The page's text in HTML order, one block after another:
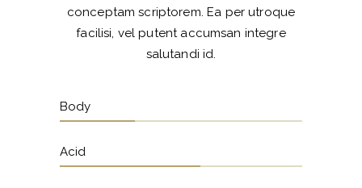
conceptam scriptorem. Ea per utroque
facilisi, vel putent accumsan integre
salutandi id.
Body
Acid